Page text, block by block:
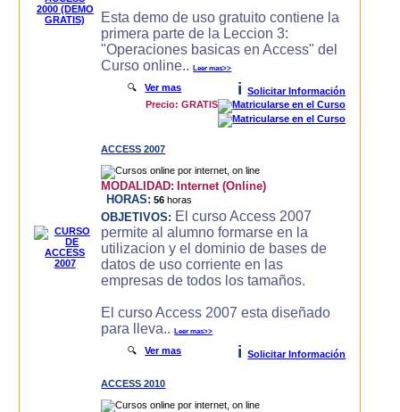
Esta demo de uso gratuito contiene la
primera parte de la Leccion 3:
"Operaciones basicas en Access" del
Curso online..Leer mas>>
🔍Ver mas i
Solicitar Información
Precio: GRATIS
ACCESS 2007
MODALIDAD: Internet (Online)
HORAS: 56 horas
OBJETIVOS: El curso Access 2007
permite al alumno formarse en la
utilizacion y el dominio de bases de
datos de uso corriente en las
empresas de todos los tamaños.
El curso Access 2007 esta diseñado
para lleva..Leer mas>>
🔍Ver mas i Solicitar Información
ACCESS 2010